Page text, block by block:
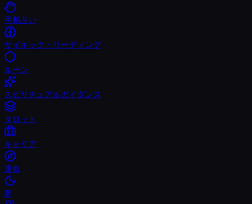
手相占い
サイキック・リーディング
ルーン
スピリチュアルガイダンス
タロット
キャリア
運命
夢